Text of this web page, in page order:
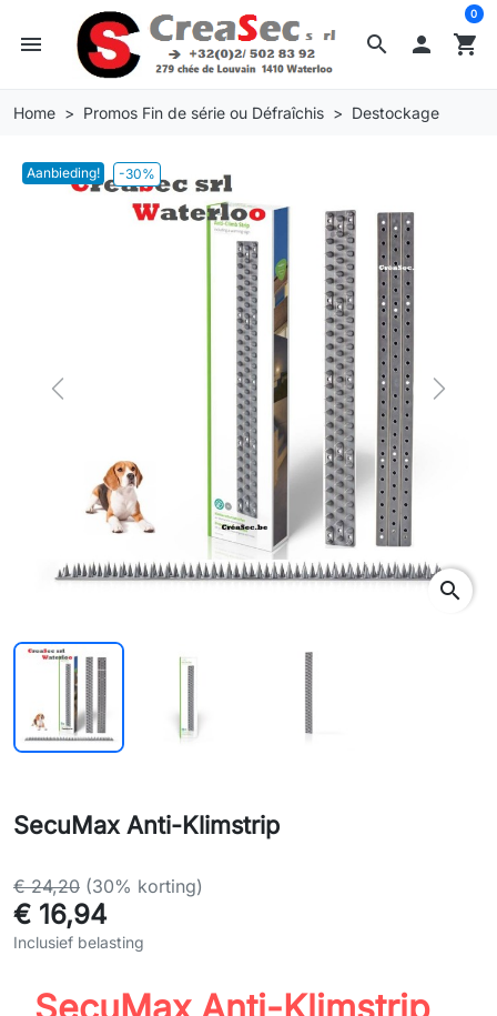
search
menu  shopping_cart
0
Home Promos Fin de série ou Défraîchis Destockage
Aanbieding! -30%
Previous Next
search
SecuMax Anti-Klimstrip
€ 24,20 (30% korting)
€ 16,94
Inclusief belasting